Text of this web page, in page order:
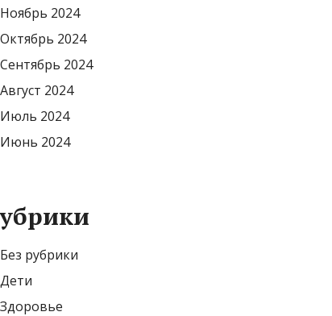
Ноябрь 2024
Октябрь 2024
Сентябрь 2024
Август 2024
Июль 2024
Июнь 2024
Без рубрики
Дети
Здоровье